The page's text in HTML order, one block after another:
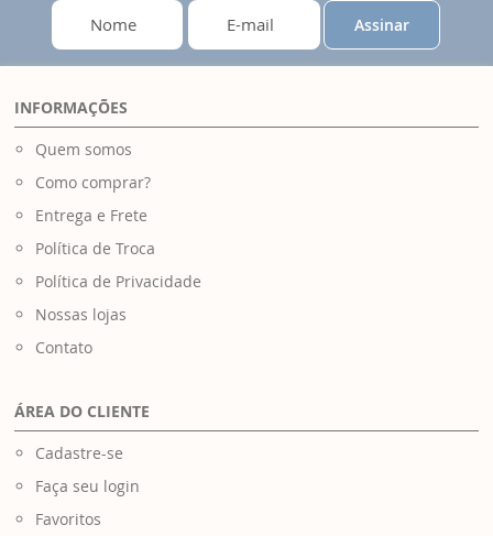
Assinar
INFORMAÇÕES
Quem somos
Como comprar?
Entrega e Frete
Política de Troca
Política de Privacidade
Nossas lojas
Contato
ÁREA DO CLIENTE
Cadastre-se
Faça seu login
Favoritos